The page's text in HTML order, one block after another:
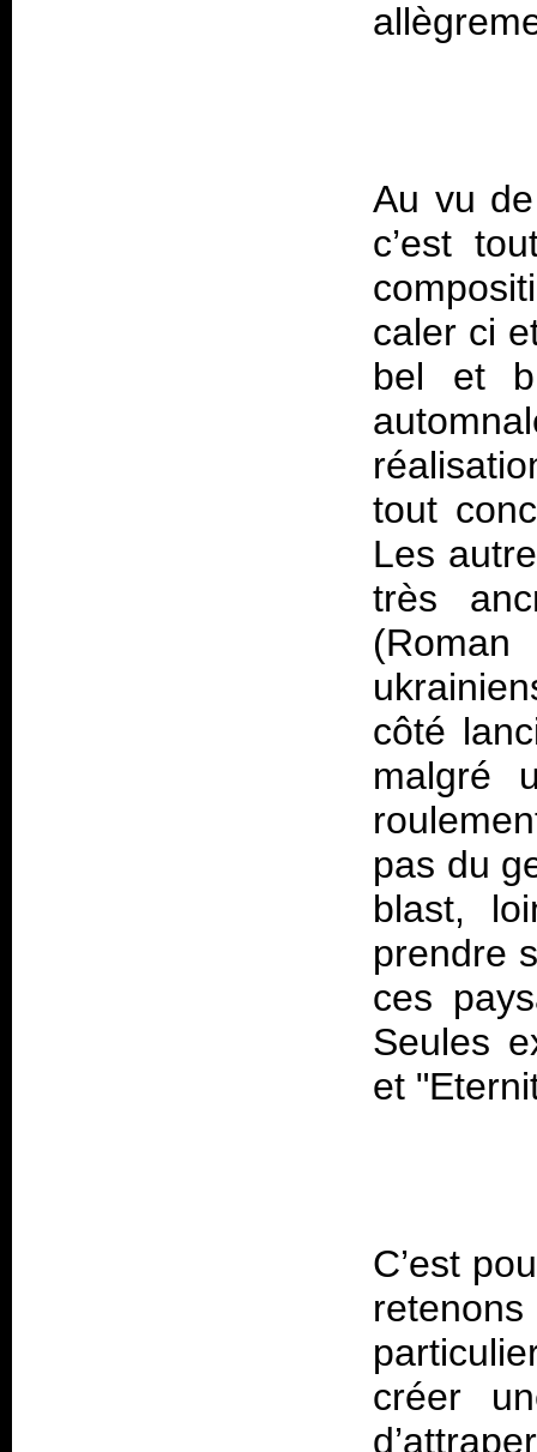
Au vu
c’est
caler ci
bel et
tout
Les
très
côté
malgré
pas du
blast,
prendre
ces
Seules
C’est
créer